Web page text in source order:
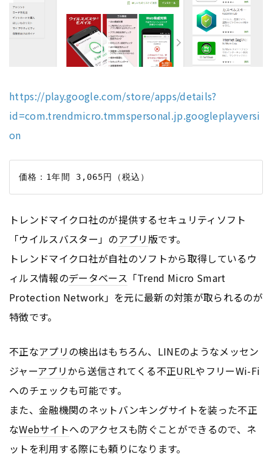
https://play.google.com/store/apps/details?
id=com.trendmicro.tmmspersonal.jp.googleplayversi
on
トレンドマイクロ社のが提供するセキュリティソフト
「ウイルスバスター」のアプリ版です。
トレンドマイクロ社が自社のソフトから取得しているウ
ィルス情報のデータベース 「Trend Micro Smart
Protection Network」を元に最新の対策が取られるのが
特徴です。
不正なアプリの検出はもちろん、LINEのようなメッセン
ジャーアプリから送信されてくる不正URLやフリーWi-Fi
へのチェックも可能です。
また、金融機関のネットバンキングサイトを装った不正
なWebサイトへのアクセスも防ぐことができるので、ネ
ットを利用する際にも頼りになります。